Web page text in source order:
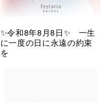
✨令和8年8月8日✨ 一生
に一度の日に永遠の約束
を